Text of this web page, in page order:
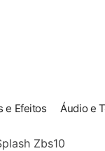
e Efeitos Áudio e
Zbs10